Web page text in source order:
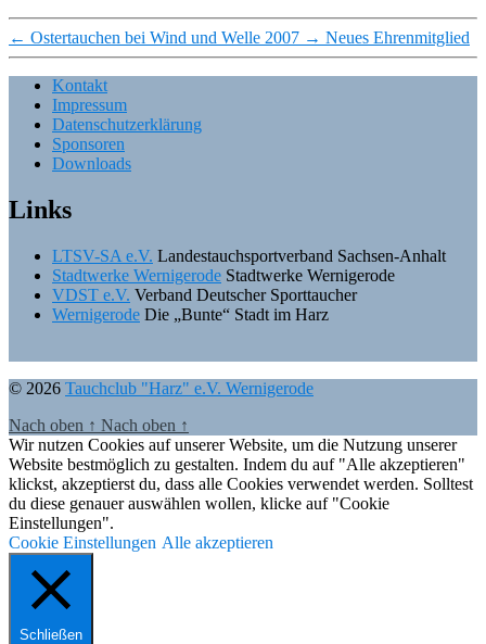
← Ostertauchen bei Wind und Welle 2007 → Neues Ehrenmitglied
Kontakt
Impressum
Datenschutzerklärung
Sponsoren
Downloads
Links
LTSV-SA e.V. Landestauchsportverband Sachsen-Anhalt
Stadtwerke Wernigerode Stadtwerke Wernigerode
VDST e.V. Verband Deutscher Sporttaucher
Wernigerode Die „Bunte“ Stadt im Harz
© 2026 Tauchclub "Harz" e.V. Wernigerode
Nach oben ↑ Nach oben ↑
Wir nutzen Cookies auf unserer Website, um die Nutzung unserer
Website bestmöglich zu gestalten. Indem du auf "Alle akzeptieren"
klickst, akzeptierst du, dass alle Cookies verwendet werden. Solltest
du diese genauer auswählen wollen, klicke auf "Cookie
Einstellungen".
Cookie Einstellungen Alle akzeptieren
Schließen